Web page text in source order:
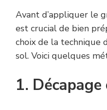
Avant d’appliquer le
est crucial de bien
choix de la technique
sol. Voici quelques
1.